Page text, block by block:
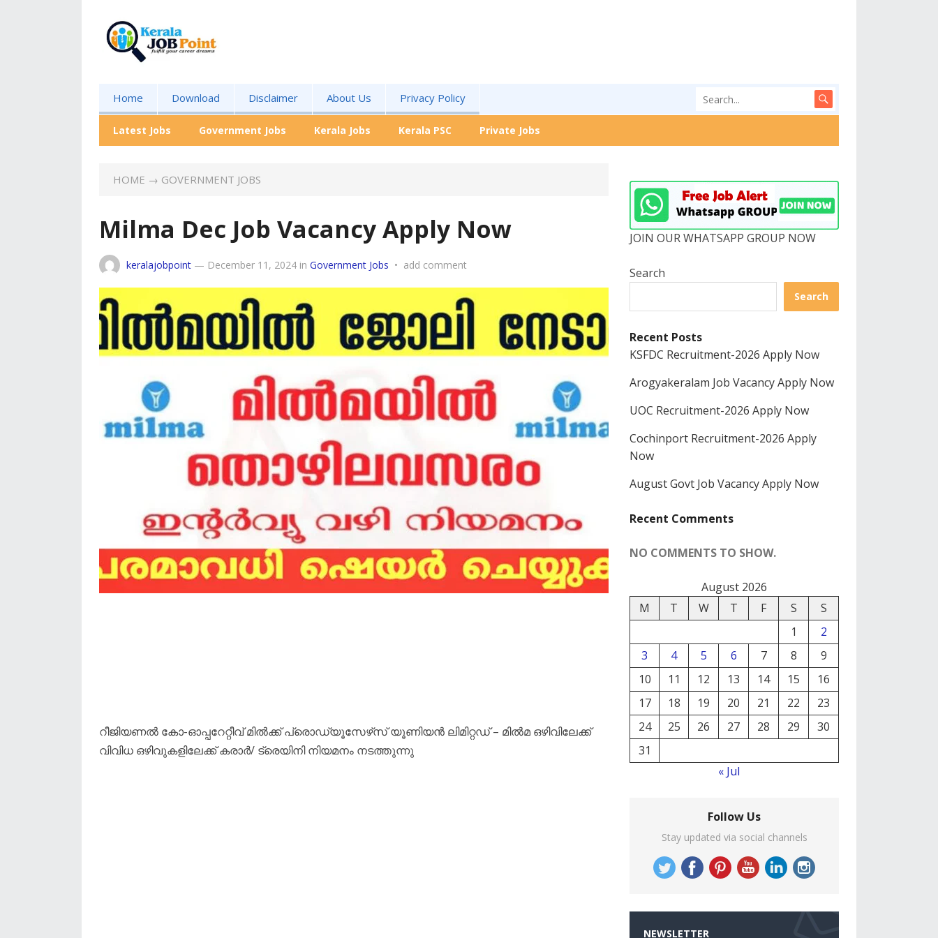
Home Download Disclaimer About Us Privacy Policy
Latest Jobs Government Jobs Kerala Jobs Kerala PSC Private Jobs
HOME → GOVERNMENT JOBS
Milma Dec Job Vacancy Apply Now
keralajobpoint — December 11, 2024 in Government Jobs • add comment
റീജിയണൽ കോ-ഓപ്പറേറ്റീവ് മിൽക്ക് പ്രൊഡ്യൂസേഴ്‌സ് യൂണിയൻ ലിമിറ്റഡ് – മിൽമ ഒഴിവിലേക്ക്
വിവിധ ഒഴിവുകളിലേക്ക് കരാർ/ ട്രെയിനി നിയമനം നടത്തുന്നു
JOIN OUR WHATSAPP GROUP NOW
Search
Search
Recent Posts
KSFDC Recruitment-2026 Apply Now
Arogyakeralam Job Vacancy Apply Now
UOC Recruitment-2026 Apply Now
Cochinport Recruitment-2026 Apply
Now
August Govt Job Vacancy Apply Now
Recent Comments
NO COMMENTS TO SHOW.
August 2026
M
T W T F S
S
1
2
3
4 5 6 7 8
9
10
11 12 13 14 15
16
17
18 19 20 21 22
23
24
25 26 27 28 29
30
31
« Jul
Follow Us
Stay updated via social channels
NEWSLETTER